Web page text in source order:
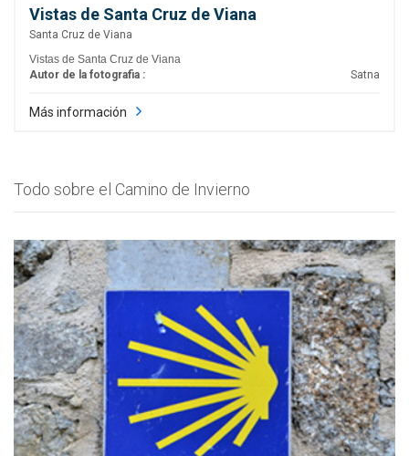
Vistas de Santa Cruz de Viana
Santa Cruz de Viana
Vistas de Santa Cruz de Viana
Autor de la fotografia :
Satna
Más información
Todo sobre el Camino de Invierno